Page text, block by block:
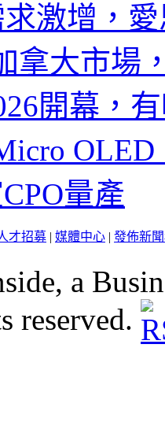
激增，
拿大市場
開幕，
量產
才招募 | 媒體中心 | 發佈新
a
reserved.